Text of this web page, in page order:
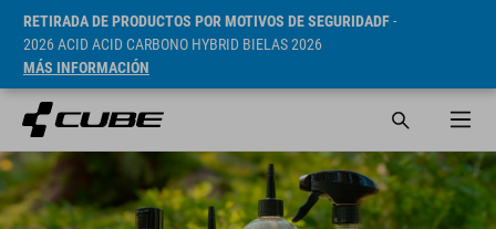
RETIRADA DE PRODUCTOS POR MOTIVOS DE SEGURIDADF-
2026 ACID ACID CARBONO HYBRID BIELAS 2026
MÁS INFORMACIÓN